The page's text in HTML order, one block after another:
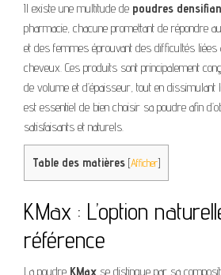
Il existe une multitude de poudres
pharmacie, chacune promettant de répondre
et des femmes éprouvant des difficultés
cheveux. Ces produits sont principalement
de volume et d’épaisseur, tout en
est essentiel de bien choisir sa poudre afin
satisfaisants et naturels.
Table des matières [Afficher]
KMax : L’option
référence
La poudre KMax se distingue par sa